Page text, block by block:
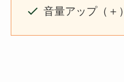
音量アップ（＋）